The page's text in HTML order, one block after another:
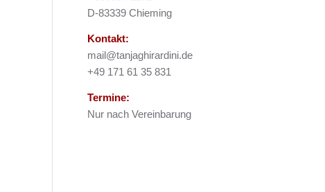
D-83339 Chieming
Kontakt:
mail@tanjaghirardini.de
+49 171 61 35 831
Termine:
Nur nach Vereinbarung